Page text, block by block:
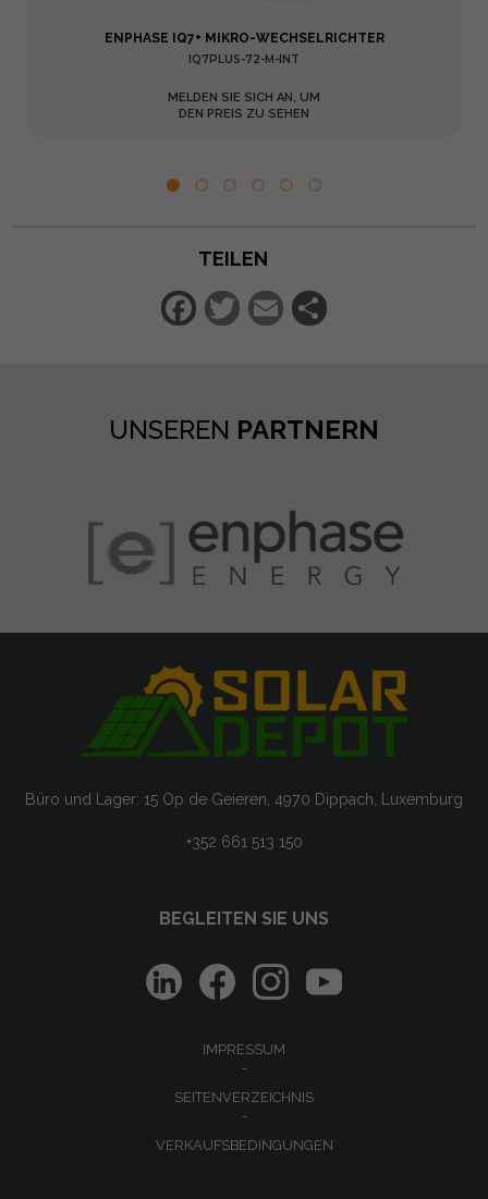
ENPHASE IQ7+ MIKRO-WECHSELRICHTER
IQ7PLUS-72-M-INT
MELDEN SIE SICH AN, UM
DEN PREIS ZU SEHEN
TEILEN
Facebook
Twitter
Email
UNSEREN PARTNERN
IMPRESSUM